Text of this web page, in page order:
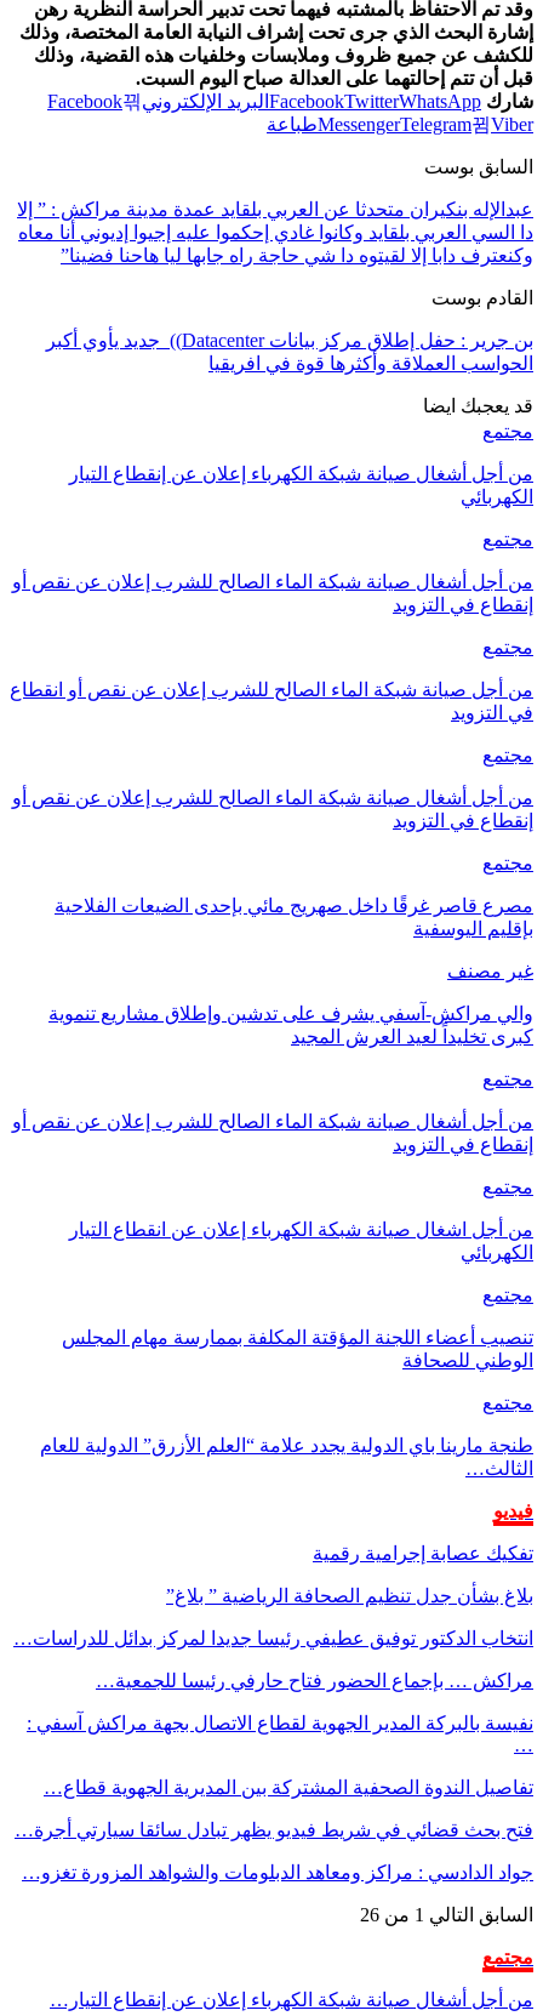
وقد تم الاحتفاظ بالمشتبه فيهما تحت تدبير الحراسة النظرية رهن
إشارة البحث الذي جرى تحت إشراف النيابة العامة المختصة، وذلك
للكشف عن جميع ظروف وملابسات وخلفيات هذه القضية، وذلك
قبل أن تتم إحالتهما على العدالة صباح اليوم السبت.
شارك
FacebookTwitterWhatsApp البريد الإلكتروني
Facebook
MessengerTelegram Viber طباعة
السابق بوست
عبدالإله بنكيران متحدثا عن العربي بلقايد عمدة مدينة مراكش : ” إلا
دا السي العربي بلقايد وكانوا غادي إحكموا عليه إجيوا إديوني أنا معاه
وكنعترف دابا إلا لقيتوه دا شي حاجة راه جابها ليا هاحنا فضينا”
القادم بوست
بن جرير : حفل إطلاق مركز بيانات Datacenter)) جديد يأوي أكبر
الحواسب العملاقة وأكثرها قوة في افريقيا
قد يعجبك ايضا
مجتمع
من أجل أشغال صيانة شبكة الكهرباء إعلان عن إنقطاع التيار
الكهربائي
مجتمع
من أجل أشغال صيانة شبكة الماء الصالح للشرب إعلان عن نقص أو
إنقطاع في التزويد
مجتمع
من أجل صيانة شبكة الماء الصالح للشرب إعلان عن نقص أو انقطاع
في التزويد
مجتمع
من أجل أشغال صيانة شبكة الماء الصالح للشرب إعلان عن نقص أو
إنقطاع في التزويد
مجتمع
مصرع قاصر غرقًا داخل صهريج مائي بإحدى الضيعات الفلاحية
بإقليم اليوسفية
غير مصنف
والي مراكش-آسفي يشرف على تدشين وإطلاق مشاريع تنموية
كبرى تخليداً لعيد العرش المجيد
مجتمع
من أجل أشغال صيانة شبكة الماء الصالح للشرب إعلان عن نقص أو
إنقطاع في التزويد
مجتمع
من أجل اشغال صيانة شبكة الكهرباء إعلان عن انقطاع التيار
الكهربائي
مجتمع
تنصيب أعضاء اللجنة المؤقتة المكلفة بممارسة مهام المجلس
الوطني للصحافة
مجتمع
طنجة مارينا باي الدولية يجدد علامة “العلم الأزرق” الدولية للعام
الثالث…
فيديو
تفكيك عصابة إجرامية رقمية
بلاغ بشأن جدل تنظيم الصحافة الرياضية ” بلاغ”
انتخاب الدكتور توفيق عطيفي رئيسا جديدا لمركز بدائل للدراسات…
مراكش … بإجماع الحضور فتاح حارفي رئيسا للجمعية…
نفيسة بالبركة المدير الجهوية لقطاع الاتصال بجهة مراكش آسفي :
…
تفاصيل الندوة الصحفية المشتركة بين المديرية الجهوية قطاع…
فتح بحث قضائي في شريط فيديو يظهر تبادل سائقا سيارتي أجرة…
جواد الدادسي : مراكز ومعاهد الدبلومات والشواهد المزورة تغزو…
السابق التالي 1 من 26
مجتمع
من أجل أشغال صيانة شبكة الكهرباء إعلان عن إنقطاع التيار…